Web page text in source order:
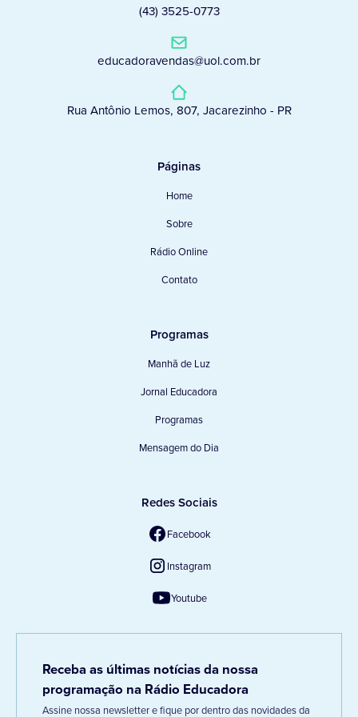
(43) 3525-0773
educadoravendas@uol.com.br
Rua Antônio Lemos, 807, Jacarezinho - PR
Páginas
Home
Sobre
Rádio Online
Contato
Programas
Manhã de Luz
Jornal Educadora
Programas
Mensagem do Dia
Redes Sociais
Facebook
Instagram
Youtube
Receba as últimas notícias da nossa
programação na Rádio Educadora
Assine nossa newsletter e fique por dentro das novidades da